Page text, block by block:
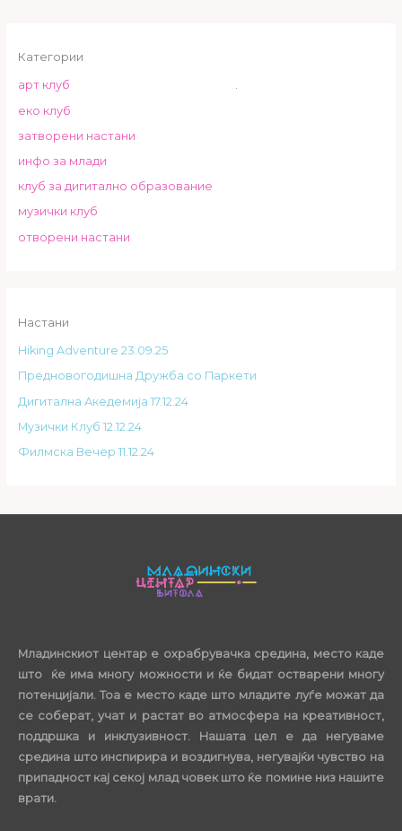
Категории
арт клуб
еко клуб
затворени настани
инфо за млади
клуб за дигитално образование
музички клуб
отворени настани
.
Настани
Hiking Adventure 23.09.25
Предновогодишна Дружба со Паркети
Дигитална Акедемија 17.12.24
Музички Клуб 12.12.24
Филмска Вечер 11.12.24
Младинскиот центар е охрабрувачка средина, место каде
што ќе има многу можности и ќе бидат остварени многу
потенцијали. Тоа е место каде што младите луѓе можат да
се соберат, учат и растат во атмосфера на креативност,
поддршка и инклузивност. Нашата цел е да негуваме
средина што инспирира и воздигнува, негувајќи чувство на
припадност кај секој млад човек што ќе помине низ нашите
врати.